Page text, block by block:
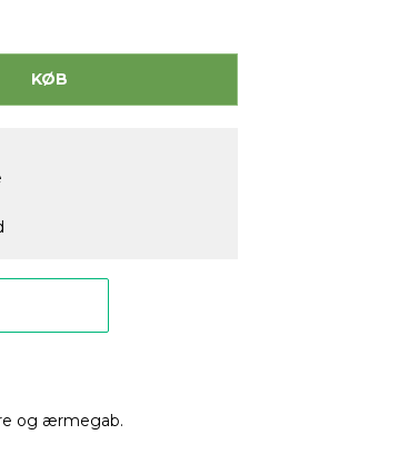
KØB
og ærmegab.